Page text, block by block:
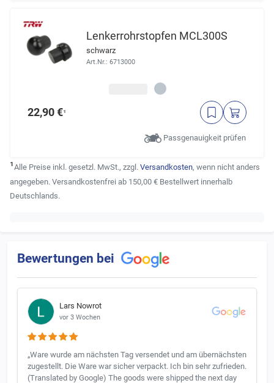
Lenkerrohrstopfen MCL300S
schwarz
Art.Nr.: 6713000
22,90 €¹
Passgenauigkeit prüfen
¹Alle Preise inkl. gesetzl. MwSt., zzgl. Versandkosten, wenn nicht anders
angegeben. Versandkostenfrei ab 150,00 € Bestellwert innerhalb
Deutschlands.
Bewertungen bei
Lars Nowrot
vor 3 Wochen
„Ware wurde am nächsten Tag versendet und am übernächsten
zugestellt. Die Ware war sicher verpackt. Ich bin sehr zufrieden.
(Translated by Google) The goods were shipped the next day